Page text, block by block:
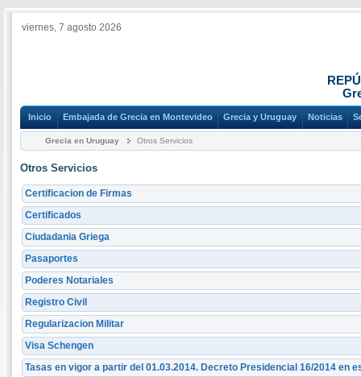
viernes, 7 agosto 2026
Inicio Embajada de Grecia en Montevideo Grecia y Uruguay Noticias
Grecia en Uruguay Otros Servicios
Otros Servicios
Certificacion de Firmas
Certificados
Ciudadania Griega
Pasaportes
Poderes Notariales
Registro Civil
Regularizacion Militar
Visa Schengen
Tasas en vigor a partir del 01.03.2014. Decreto Presidencial 16/2014 en